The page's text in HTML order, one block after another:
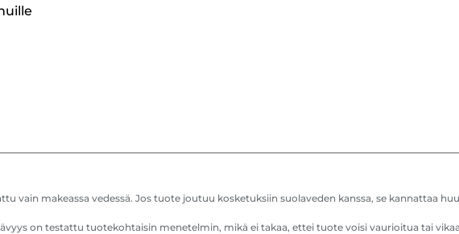
vain makeassa vedessä. Jos tuote joutuu kosketuksiin suolaveden kanssa, se kannattaa
on testattu tuotekohtaisin menetelmin, mikä ei takaa, ettei tuote voisi vaurioitua tai